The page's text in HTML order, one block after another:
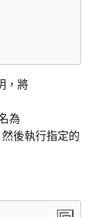
，將
為
後執行指定的